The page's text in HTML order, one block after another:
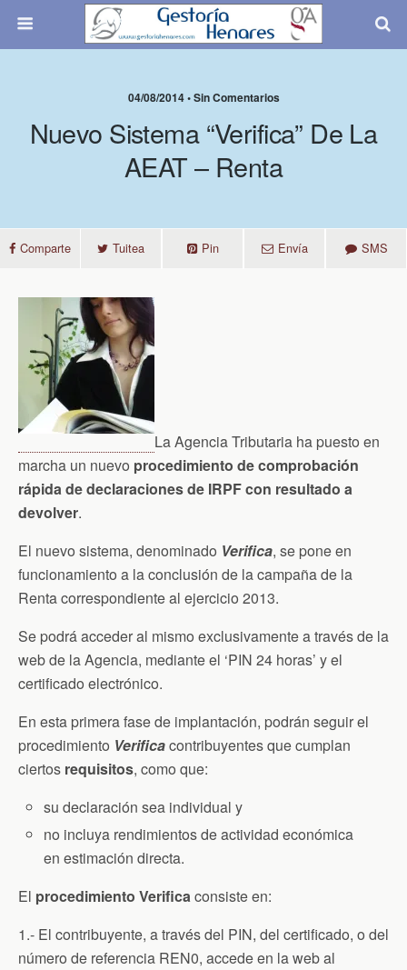
04/08/2014 • Sin Comentarios
Nuevo Sistema “Verifica” De La
AEAT – Renta
Comparte Tuitea Pin Envía SMS
La Agencia Tributaria ha puesto en
marcha un nuevo procedimiento de comprobación
rápida de declaraciones de IRPF con resultado a
devolver.
El nuevo sistema, denominado Verifica, se pone en
funcionamiento a la conclusión de la campaña de la
Renta correspondiente al ejercicio 2013.
Se podrá acceder al mismo exclusivamente a través de la
web de la Agencia, mediante el ‘PIN 24 horas’ y el
certificado electrónico.
En esta primera fase de implantación, podrán seguir el
procedimiento Verificacontribuyentes que cumplan
ciertos requisitos, como que:
su declaración sea individual y
no incluya rendimientos de actividad económica
en estimación directa.
El procedimiento Verificaconsiste en:
1.- El contribuyente, a través del PIN, del certificado, o del
número de referencia REN0, accede en la web al